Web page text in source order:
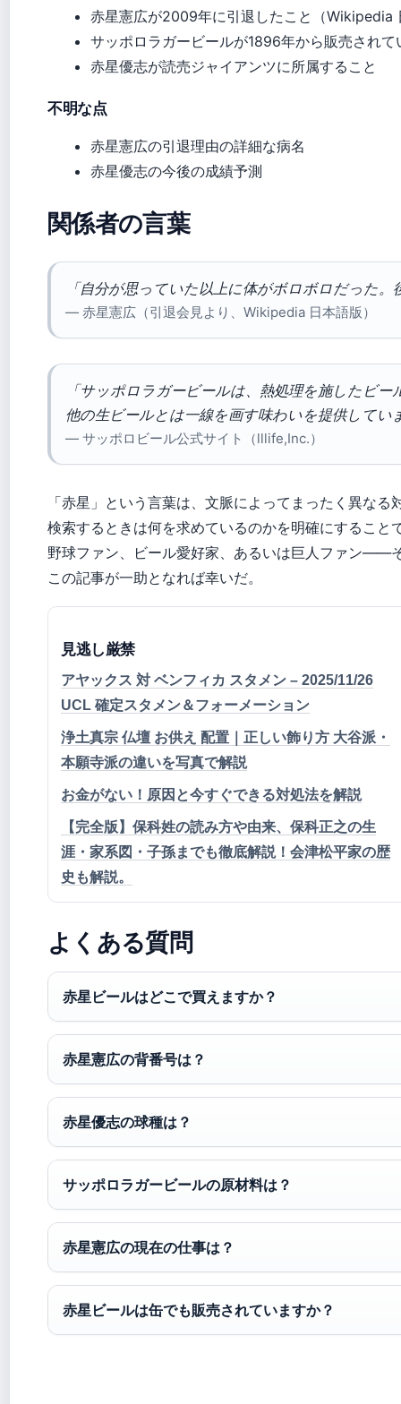
赤星憲広が2009年に引退したこと（Wikipedia
サッポロラガービールが1896年から販売され
赤星優志が読売ジャイアンツに所属すること
不明な点
赤星憲広の引退理由の詳細な病名
赤星優志の今後の成績予測
関係者の言葉
「自分が思っていた以上に体がボロボロだった
— 赤星憲広（引退会見より、Wikipedia 日本語版）
「サッポロラガービールは、熱処理を施したビー
他の生ビールとは一線を画す味わいを提供してい
— サッポロビール公式サイト（lllife,Inc.）
「赤星」という言葉は、文脈によってまったく異なる
検索するときは何を求めているのかを明確にすること
野球ファン、ビール愛好家、あるいは巨人ファン――
この記事が一助となれば幸いだ。
見逃し厳禁
アヤックス 対 ベンフィカ スタメン – 2025/11/26
UCL 確定スタメン＆フォーメーション
浄土真宗 仏壇 お供え 配置｜正しい飾り方 大谷派・
本願寺派の違いを写真で解説
お金がない！原因と今すぐできる対処法を解説
【完全版】保科姓の読み方や由来、保科正之の生
涯・家系図・子孫までも徹底解説！会津松平家の歴
史も解説。
よくある質問
赤星ビールはどこで買えますか？
赤星憲広の背番号は？
赤星優志の球種は？
サッポロラガービールの原材料は？
赤星憲広の現在の仕事は？
赤星ビールは缶でも販売されていますか？